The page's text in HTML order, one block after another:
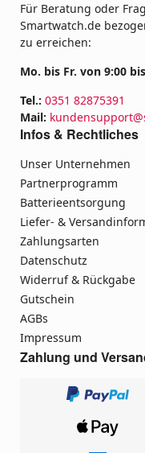
Für Beratung oder
Smartwatch.de
zu erreichen:
Mo. bis Fr. von 9:00
Tel.: 0351 82875391
Mail:
Infos & Rechtliches
Unser Unternehmen
Partnerprogramm
Batterieentsorgung
Liefer- &
Zahlungsarten
Datenschutz
Widerruf & Rückgabe
Gutschein
AGBs
Impressum
Zahlung und